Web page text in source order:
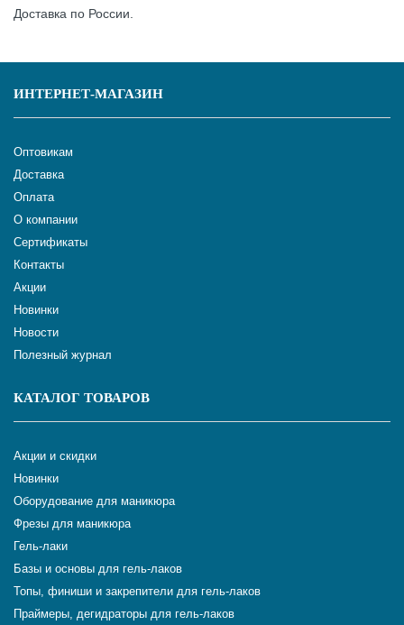
Доставка по России.
ИНТЕРНЕТ-МАГАЗИН
Оптовикам
Доставка
Оплата
О компании
Сертификаты
Контакты
Акции
Новинки
Новости
Полезный журнал
КАТАЛОГ ТОВАРОВ
Акции и скидки
Новинки
Оборудование для маникюра
Фрезы для маникюра
Гель-лаки
Базы и основы для гель-лаков
Топы, финиши и закрепители для гель-лаков
Праймеры, дегидраторы для гель-лаков